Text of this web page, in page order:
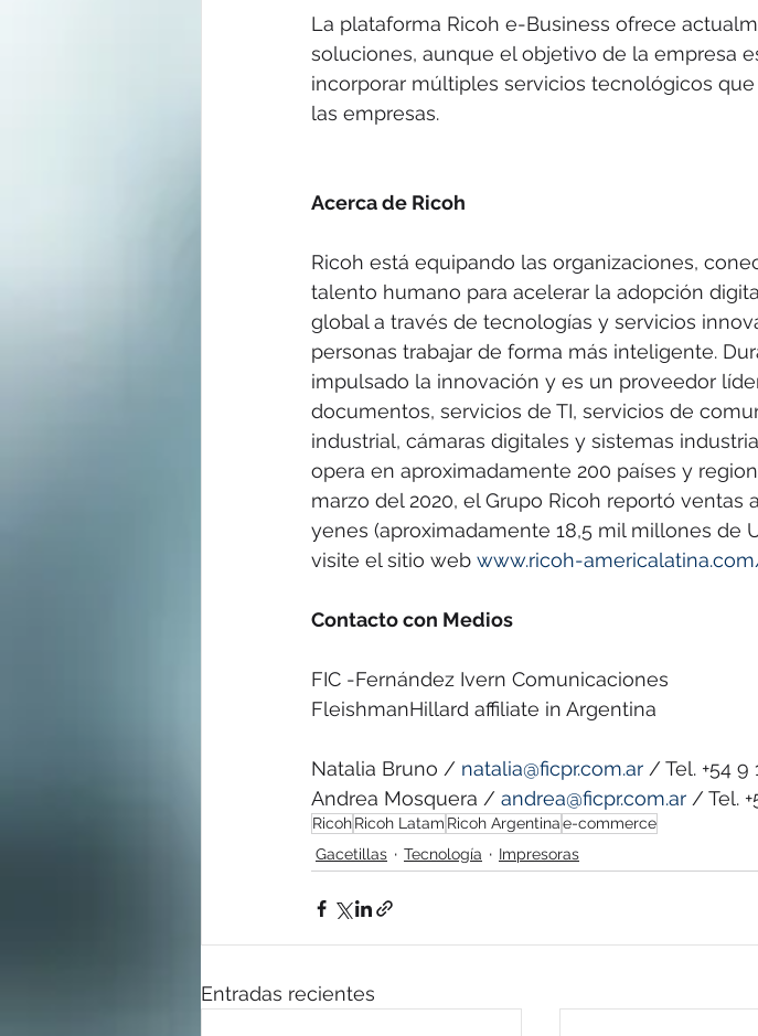
La plataforma Ricoh e-Business ofrece
soluciones, aunque el objetivo de la empresa
incorporar múltiples servicios tecnológicos
las empresas.
Acerca de Ricoh
Ricoh está equipando las organizaciones,
talento humano para acelerar la adopción
global a través de tecnologías y servicios
personas trabajar de forma más inteligente.
impulsado la innovación y es un proveedor
documentos, servicios de TI, servicios de
industrial, cámaras digitales y sistemas
opera en aproximadamente 200 países y
marzo del 2020, el Grupo Ricoh reportó
yenes (aproximadamente 18,5 mil millones de
visite el sitio web www.ricoh-
Contacto con Medios
FIC -Fernández Ivern Comunicaciones
FleishmanHillard affiliate in Argentina
Natalia Bruno / natalia@ficpr.com.ar / Tel. +54 9
Andrea Mosquera / andrea@ficpr.com.ar / Tel.
RicohRicoh Latam Ricoh Argentinae-commerce
Gacetillas
Tecnología Impresoras
Entradas recientes